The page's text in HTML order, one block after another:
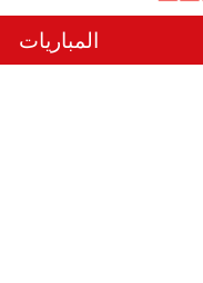
المباريات